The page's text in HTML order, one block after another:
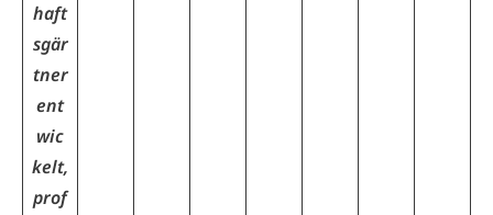
haft
sgär
tner
ent
wic
kelt,
prof